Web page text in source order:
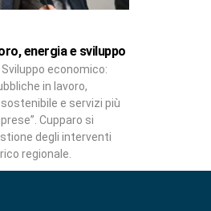
energia e sviluppo
Sviluppo economico:
in lavoro,
e servizi più
Cupparo si
degli interventi
regionale.